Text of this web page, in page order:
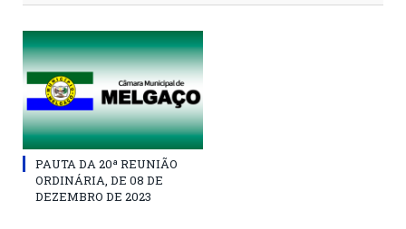
PAUTA DA 20ª REUNIÃO
ORDINÁRIA, DE 08 DE
DEZEMBRO DE 2023